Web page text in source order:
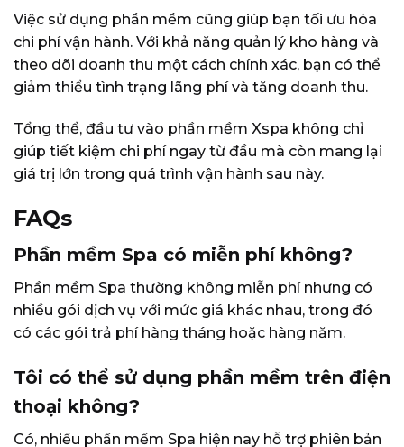
Việc sử dụng phần mềm cũng giúp bạn tối ưu hóa
chi phí vận hành. Với khả năng quản lý kho hàng và
theo dõi doanh thu một cách chính xác, bạn có thể
giảm thiểu tình trạng lãng phí và tăng doanh thu.
Tổng thể, đầu tư vào phần mềm Xspa không chỉ
giúp tiết kiệm chi phí ngay từ đầu mà còn mang lại
giá trị lớn trong quá trình vận hành sau này.
FAQs
Phần mềm Spa có miễn phí không?
Phần mềm Spa thường không miễn phí nhưng có
nhiều gói dịch vụ với mức giá khác nhau, trong đó
có các gói trả phí hàng tháng hoặc hàng năm.
Tôi có thể sử dụng phần mềm trên điện
thoại không?
Có, nhiều phần mềm Spa hiện nay hỗ trợ phiên bản